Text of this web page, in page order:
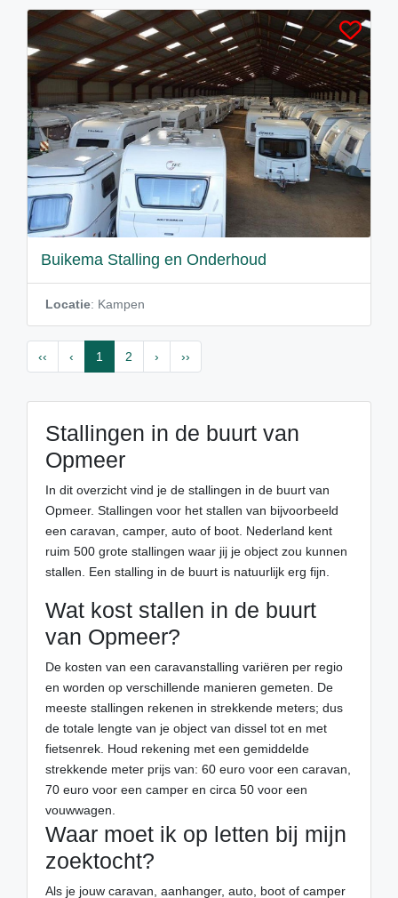
Buikema Stalling en Onderhoud
Locatie: Kampen
‹‹ ‹ 1 2 › ››
Stallingen in de buurt van
Opmeer
In dit overzicht vind je de stallingen in de buurt van
Opmeer. Stallingen voor het stallen van bijvoorbeeld
een caravan, camper, auto of boot. Nederland kent
ruim 500 grote stallingen waar jij je object zou kunnen
stallen. Een stalling in de buurt is natuurlijk erg fijn.
Wat kost stallen in de buurt
van Opmeer?
De kosten van een caravanstalling variëren per regio
en worden op verschillende manieren gemeten. De
meeste stallingen rekenen in strekkende meters; dus
de totale lengte van je object van dissel tot en met
fietsenrek. Houd rekening met een gemiddelde
strekkende meter prijs van: 60 euro voor een caravan,
70 euro voor een camper en circa 50 voor een
vouwwagen.
Waar moet ik op letten bij mijn
zoektocht?
Als je jouw caravan, aanhanger, auto, boot of camper